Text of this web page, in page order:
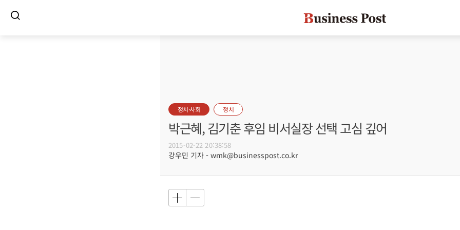
정치·사회 정치
박근혜, 김기춘 후임 비서실장 선택 고심 깊어
2015-02-22 20:38:58
강우민 기자 - wmk@businesspost.co.kr